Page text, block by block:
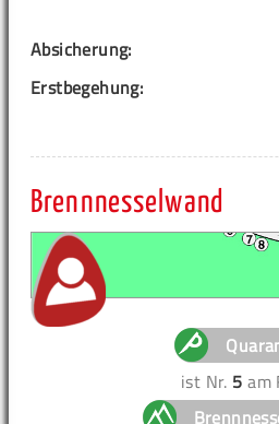
Absicherung:
Erstbegehung:
Brennnesselwand
ist Nr. 5 am